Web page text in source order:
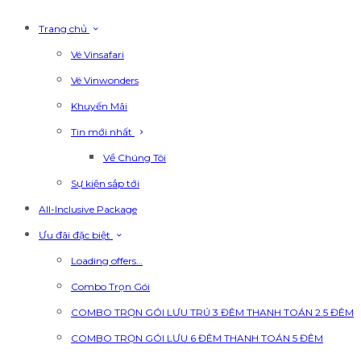
Trang chủ
Vé Vinsafari
Vé Vinwonders
Khuyến Mãi
Tin mới nhất
Về Chúng Tôi
Sự kiện sắp tới
All-Inclusive Package
Ưu đãi đặc biệt
Loading offers…
Combo Trọn Gói
COMBO TRỌN GÓI LƯU TRÚ 3 ĐÊM THANH TOÁN 2.5 ĐÊM
COMBO TRỌN GÓI LƯU 6 ĐÊM THANH TOÁN 5 ĐÊM